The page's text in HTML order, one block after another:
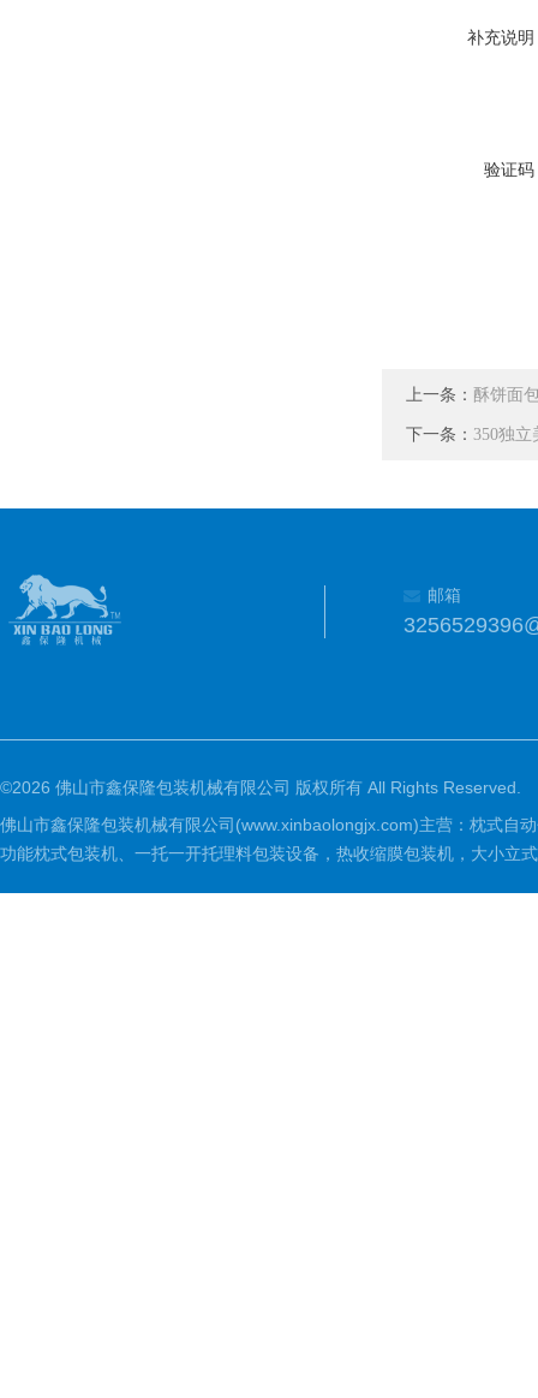
补充说明
验证码
上一条： 酥饼面
下一条： 350独
邮箱
©2026 佛山市鑫保隆包装机械有限公司 版权所有 All Rights Reserved.
佛山市鑫保隆包装机械有限公司(www.xinbaolongjx.com)主营：枕式自
功能枕式包装机、一托一开托理料包装设备，热收缩膜包装机，大小立